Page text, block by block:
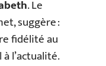
. Le
suggère :
fidélité au
l’actualité.